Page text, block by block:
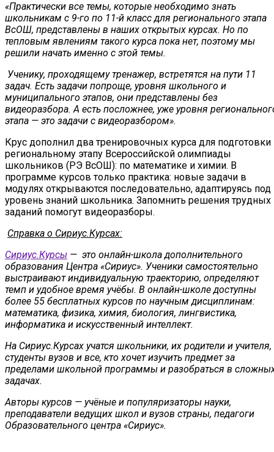
«Практически все темы, которые необходимо знать
школьникам с 9-го по 11-й класс для регионального этапа
ВсОШ, представлены в наших открытых курсах. Но по
тепловым явлениям такого курса пока нет, поэтому мы
решили начать именно с этой темы.
Ученику, проходящему тренажер, встретятся на пути 11
задач. Есть задачи попроще, уровня школьного и
муниципального этапов, они представлены без
видеоразбора. А есть посложнее, уже уровня
этапа — это задачи с видеоразбором».
Крус дополнил два тренировочных курса для подготовки
региональному этапу Всероссийской олимпиады
школьников (РЭ ВсОШ): по математике и химии. В
программе курсов только практика: новые задачи в
модулях открываются последовательно, адаптируясь под
уровень знаний школьника. Запомнить решения трудных
заданий помогут видеоразборы.
Справка о Сириус.Курсах:
Сириус.Курсы — это онлайн-школа дополнительного
образования Центра «Сириус». Ученики самостоятельно
выстраивают индивидуальную траекторию, определяют
темп и удобное время учёбы. В онлайн-школе доступны
более 55 бесплатных курсов по научным дисциплинам:
математика, физика, химия, биология, лингвистика,
информатика и искусственный интеллект.
На Сириус.Курсах учатся школьники, их родители и учителя,
студенты вузов и все, кто хочет изучить предмет за
пределами школьной программы и разобраться в
задачах.
Авторы курсов — учёные и популяризаторы науки,
преподаватели ведущих школ и вузов страны, педагоги
Образовательного центра «Сириус».